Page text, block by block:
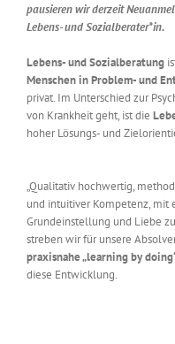
pausieren wir derzeit
Lebens- und Sozialberater*in.
Lebens- und Sozialberatung
Menschen in Problem- und
privat. Im Unterschied zur
von Krankheit geht, ist die
hoher Lösungs- und
„Qualitativ hochwertig,
und intuitiver Kompetenz, mit
Grundeinstellung und Liebe
streben wir für unsere
praxisnahe „learning by
diese Entwicklung.